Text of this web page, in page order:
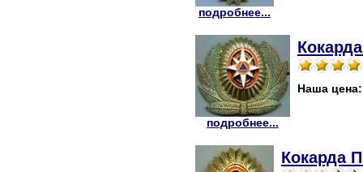
подробнее...
подробнее...
Наша
Кокарда